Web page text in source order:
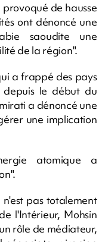
de hausse
ont dénoncé une
saoudite une
de la région".
a frappé des pays
depuis le début du
a dénoncé une
une implication
atomique a
pas totalement
l'Intérieur, Mohsin
rôle de médiateur,